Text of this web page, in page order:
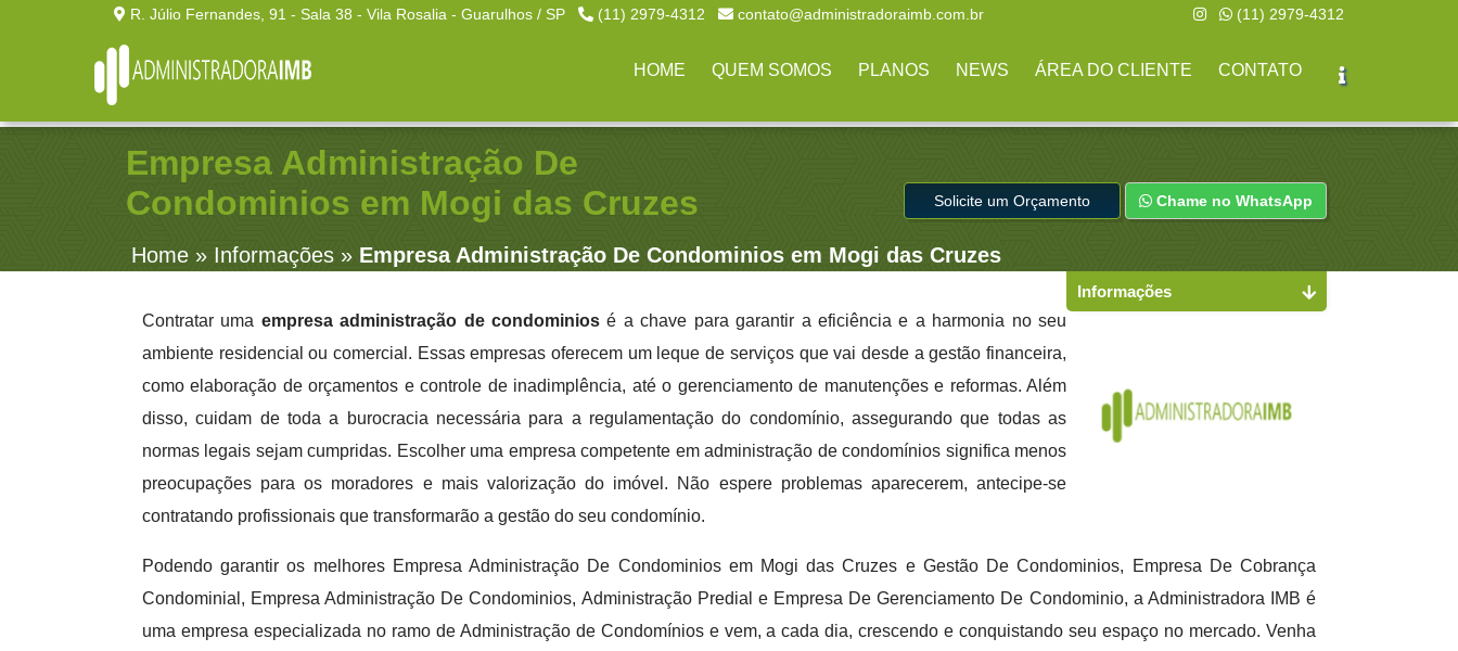
R. Júlio Fernandes, 91 - Sala 38 - Vila Rosalia - Guarulhos / SP (11) 2979-4312 contato@administradoraimb.com.br (11) 2979-4312
HOME QUEM SOMOS PLANOS NEWS ÁREA DO CLIENTE CONTATO
Empresa Administração De
Condominios em Mogi das Cruzes
Home» Informações » Empresa Administração De Condominios em Mogi das Cruzes
Solicite um Orçamento Chame no WhatsApp
Contratar uma empresa administração de condominiosé a chave para garantir a eficiência e a harmonia no seu
ambiente residencial ou comercial. Essas empresas oferecem um leque de serviços que vai desde a gestão financeira,
como elaboração de orçamentos e controle de inadimplência, até o gerenciamento de manutenções e reformas. Além
disso, cuidam de toda a burocracia necessária para a regulamentação do condomínio, assegurando que todas as
normas legais sejam cumpridas. Escolher uma empresa competente em administração de condomínios significa menos
preocupações para os moradores e mais valorização do imóvel. Não espere problemas aparecerem, antecipe-se
contratando profissionais que transformarão a gestão do seu condomínio.
Podendo garantir os melhores Empresa Administração De Condominios em Mogi das Cruzes e Gestão De Condominios, Empresa De Cobrança
Condominial, Empresa Administração De Condominios, Administração Predial e Empresa De Gerenciamento De Condominio, a Administradora IMB é
uma empresa especializada no ramo de Administração de Condomínios e vem, a cada dia, crescendo e conquistando seu espaço no mercado. Venha
Informações